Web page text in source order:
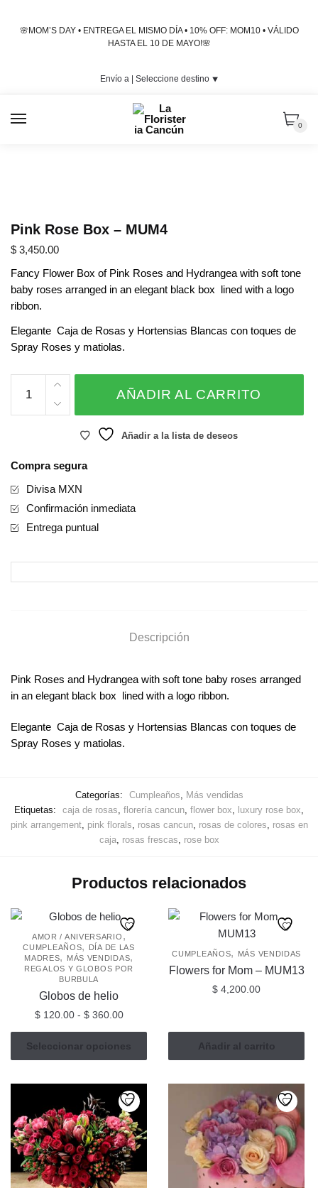
🌸MOM’S DAY • ENTREGA EL MISMO DÍA • 10% OFF: MOM10 • VÁLIDO
HASTA EL 10 DE MAYO!🌸
Envío a | Seleccione destino⯆
0
Pink Rose Box – MUM4
$ 3,450.00
Fancy Flower Box of Pink Roses and Hydrangea with soft tone
baby roses arranged in an elegant black box lined with a logo
ribbon.
Elegante Caja de Rosas y Hortensias Blancas con toques de
Spray Roses y matiolas.
Rose
Box
cantidad
AÑADIR AL CARRITO
Añadir a la lista de deseos
Compra segura
Divisa MXN
Confirmación inmediata
Entrega puntual
Descripción
Pink Roses and Hydrangea with soft tone baby roses arranged
in an elegant black box lined with a logo ribbon.
Elegante Caja de Rosas y Hortensias Blancas con toques de
Spray Roses y matiolas.
Categorías: Cumpleaños
Más vendidas
Etiquetas:
caja de rosas florería cancun flower box luxury rose box
pink arrangement, pink florals rosas cancun, rosas de colores
rosas en
caja, rosas frescas rose box
Productos relacionados
AMOR / ANIVERSARIO ,
CUMPLEAÑOS,
DÍA DE LAS
MADRES, MÁS VENDIDAS,
REGALOS Y GLOBOS POR
BURBULA
Globos de helio
$120.00 - $360.00Rango
de
precios:
desde
hasta
$ 360.00
Seleccionar opciones
producto
múltiples
variantes.
Las
opciones
se
pueden
CUMPLEAÑOS, MÁS VENDIDAS
Flowers for Mom – MUM13
$ 4,200.00
Añadir al carrito